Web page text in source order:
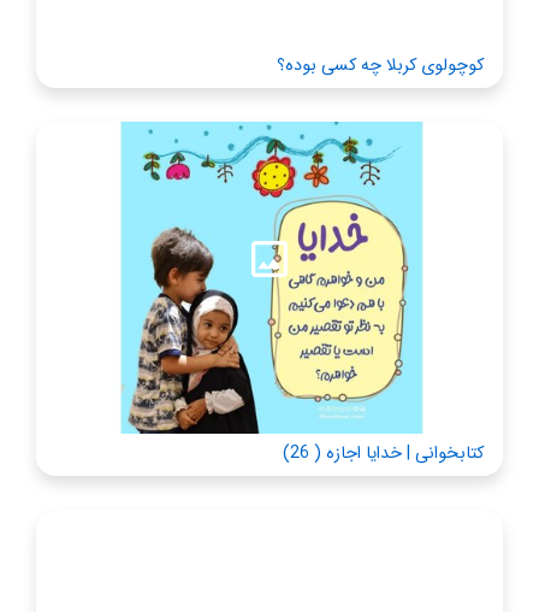
کوچولوی کربلا چه کسی بوده؟
کتابخوانی | خدایا اجازه ( 26)